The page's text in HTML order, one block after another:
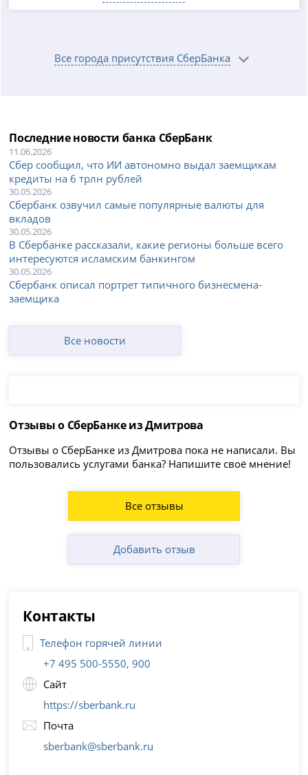
Все города присутствия СберБанка
Последние новости банка СберБанк
11.06.2026
Сбер сообщил, что ИИ автономно выдал заемщикам
кредиты на 6 трлн рублей
30.05.2026
Сбербанк озвучил самые популярные валюты для
вкладов
30.05.2026
В Сбербанке рассказали, какие регионы больше всего
интересуются исламским банкингом
30.05.2026
Сбербанк описал портрет типичного бизнесмена-
заемщика
Все новости
Отзывы о СберБанке из Дмитрова
Отзывы о СберБанке из Дмитрова пока не написали. Вы
пользовались услугами банка? Напишите своё мнение!
Все отзывы
Добавить отзыв
Контакты
Телефон горячей линии
+7 495 500-5550, 900
Сайт
https://sberbank.ru
Почта
sberbank@sberbank.ru